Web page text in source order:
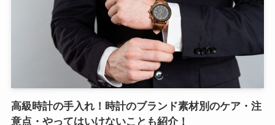
高級時計の手入れ！時計のブランド素材別のケア・注
意点・やってはいけないことも紹介！